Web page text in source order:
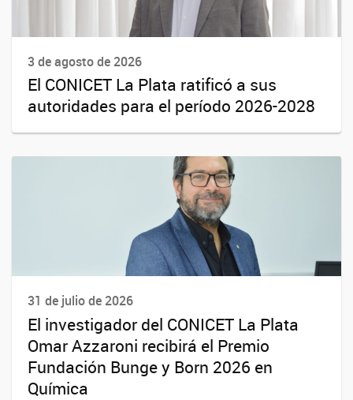
3 de agosto de 2026
El CONICET La Plata ratificó a sus
autoridades para el período 2026-2028
31 de julio de 2026
El investigador del CONICET La Plata
Omar Azzaroni recibirá el Premio
Fundación Bunge y Born 2026 en
Química